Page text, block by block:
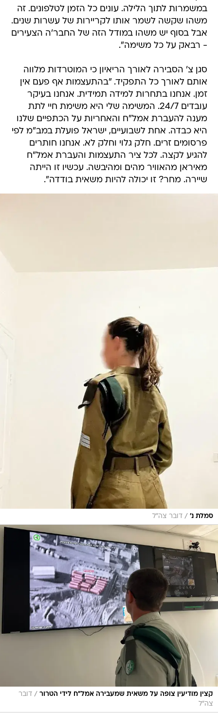
במשמרות לתוך הלילה. עונים כל הזמן לטלפונים. זה
משהו שקשה לשמר אותו לקריירות של עשרות שנים.
אבל בסוף יש משהו במודל הזה של החבר'ה הצעירים
- רבאק על כל משימה".
סגן צ' הסבירה לאורך הריאיון כי המוטרדות מלווה
אותם לאורך כל התפקיד. "בהתעצמות אף פעם אין
זמן. אנחנו בתחרות למידה תמידית. אנחנו בעיקר
עובדים 24/7. המשימה שלי היא משימת חיי לתת
מענה להעברת אמל"ח והאחריות על הכתפיים שלנו
היא כבדה. אחת לשבועיים, ישראל פועלת במב"מ לפי
פרסומים זרים. חלק גלוי וחלק לא. אנחנו חותרים
להגיע לקצה. לכל ציר התעצמות והעברת אמל"ח
מאיראן מהאוויר מהים ומהיבשה. עכשיו זו הייתה
שיירה. מחר? זו יכולה להיות משאית בודדה".
סמלת נ' / דובר צה"ל
קצין מודיעין צופה על משאית שמעבירה אמל"ח לידי הטרור / דובר
צה"ל